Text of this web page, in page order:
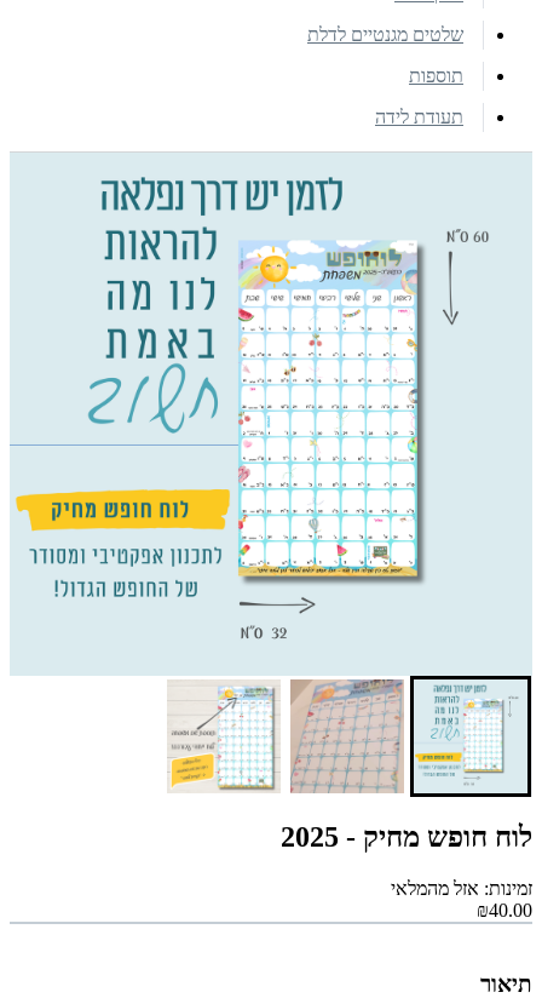
שלטים מגנטיים לדלת
תוספות
תעודת לידה
לוח חופש מחיק - 2025
זמינות: אזל מהמלאי
₪40.00
תיאור